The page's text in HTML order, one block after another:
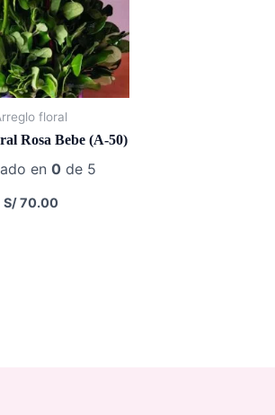
floral
Rosa Bebe (A-50)
en0 de 5
S/70.00